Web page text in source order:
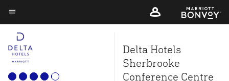
Skip
to
main
content
Texte du menu
Delta Hotels
Sherbrooke
Conference Centre